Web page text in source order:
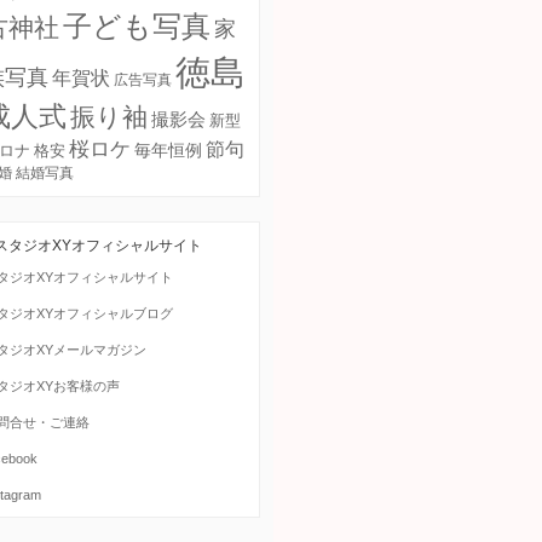
神社子ども写真 家
写真年賀状 広告写真 徳島
人式振り袖 撮影会 新型
ナ 格安 桜ロケ 毎年恒例 節句
結婚写真
タジオXYオフィシャルサイト
ジオXYオフィシャルサイト
ジオXYオフィシャルブログ
ジオXYメールマガジン
ジオXYお客様の声
合せ・ご連絡